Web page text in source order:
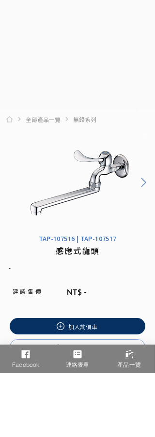
全部產品一覽 無鉛系列
TAP-107516 | TAP-107517
感應式龍頭
-
建 議 售 價 NT$ -
加入詢價車
安裝說明書
Facebook 連絡表單 產品一覽